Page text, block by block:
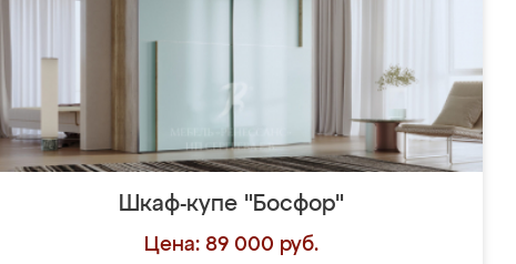
Шкаф-купе "Босфор"
Цена: 89 000 руб.